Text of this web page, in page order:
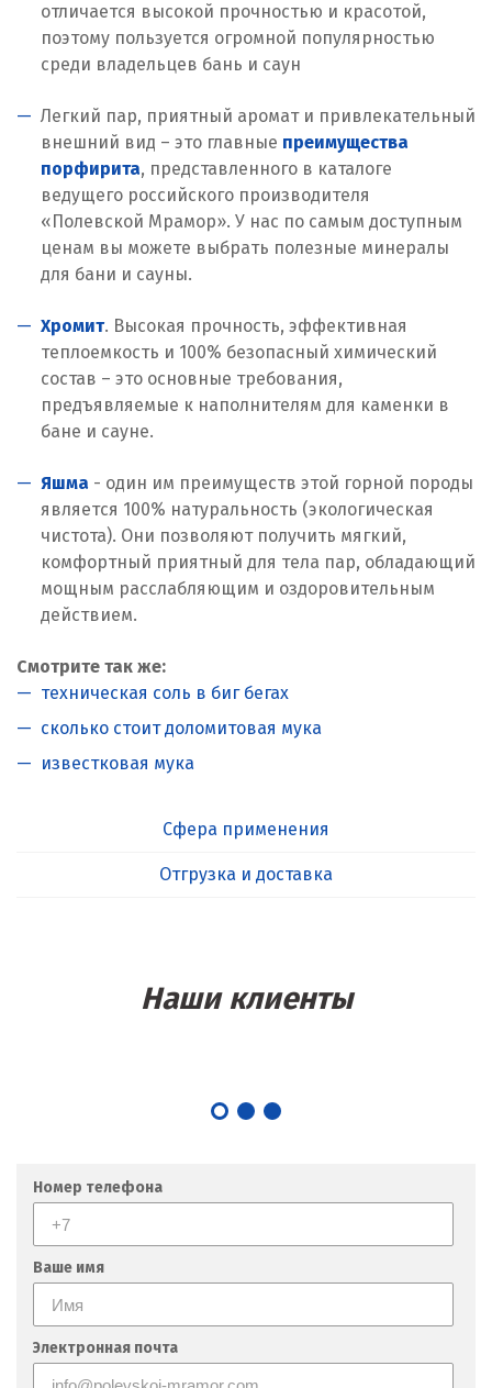
отличается высокой прочностью и красотой,
поэтому пользуется огромной популярностью
среди владельцев бань и саун
Легкий пар, приятный аромат и привлекательный
внешний вид – это главные преимущества
порфирита, представленного в каталоге
ведущего российского производителя
«Полевской Мрамор». У нас по самым доступным
ценам вы можете выбрать полезные минералы
для бани и сауны.
Хромит. Высокая прочность, эффективная
теплоемкость и 100% безопасный химический
состав – это основные требования,
предъявляемые к наполнителям для каменки в
бане и сауне.
Яшма - один им преимуществ этой горной породы
является 100% натуральность (экологическая
чистота). Они позволяют получить мягкий,
комфортный приятный для тела пар, обладающий
мощным расслабляющим и оздоровительным
действием.
Смотрите так же:
техническая соль в биг бегах
сколько стоит доломитовая мука
известковая мука
Сфера применения
Отгрузка и доставка
Наши клиенты
Номер телефона
Ваше имя
Электронная почта